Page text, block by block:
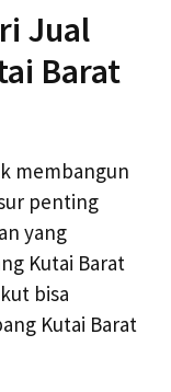
Jual
Barat
membangun
penting
yang
Kutai Barat
bisa
Kutai Barat